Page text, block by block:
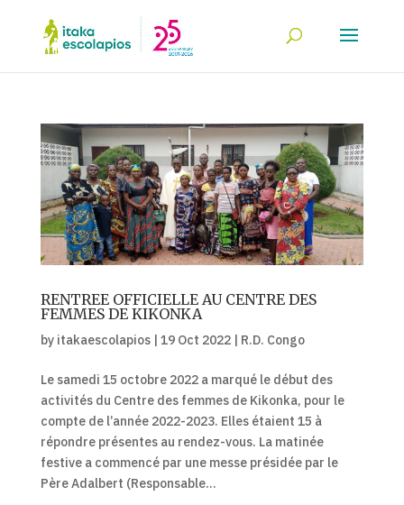
RENTREE OFFICIELLE AU CENTRE DES
FEMMES DE KIKONKA
by itakaescolapios| 19 Oct 2022| R.D. Congo
Le samedi 15 octobre 2022 a marqué le début des
activités du Centre des femmes de Kikonka, pour le
compte de l’année 2022-2023. Elles étaient 15 à
répondre présentes au rendez-vous. La matinée
festive a commencé par une messe présidée par le
Père Adalbert (Responsable...